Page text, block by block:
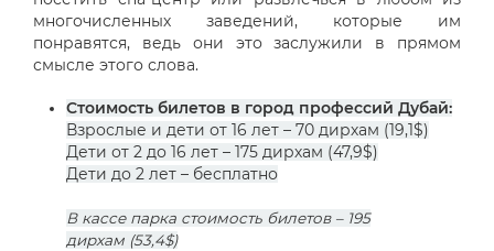
многочисленных заведений, которые им
понравятся, ведь они это заслужили в прямом
смысле этого слова.
Стоимость билетов в город профессий Дубай:
Взрослые и дети от 16 лет – 70 дирхам (19,1$)
Дети от 2 до 16 лет – 175 дирхам (47,9$)
Дети до 2 лет – бесплатно
В кассе парка стоимость билетов – 195
дирхам (53,4$)